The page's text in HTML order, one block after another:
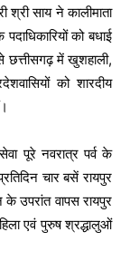
साय ने कालीमाता
को बधाई
छत्तीसगढ़ में खुशहाली,
को शारदीय
पूरे नवरात्र पर्व के
चार बसें रायपुर
उपरांत वापस रायपुर
एवं पुरुष श्रद्धालुओं